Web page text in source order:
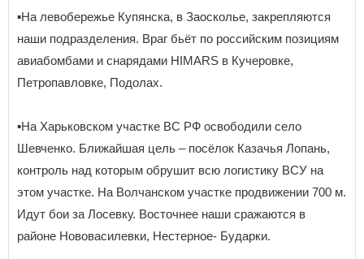
▪️На левобережье Купянска, в Заосколье, закрепляются
наши подразделения. Враг бьёт по российским позициям
авиабомбами и снарядами HIMARS в Кучеровке,
Петропавловке, Подолах.
▪️На Харьковском участке ВС РФ освободили село
Шевченко. Ближайшая цель – посёлок Казачья Лопань,
контроль над которым обрушит всю логистику ВСУ на
этом участке. На Волчанском участке продвижении 700 м.
Идут бои за Лосевку. Восточнее наши сражаются в
районе Нововасилевки, Нестерное- Бударки.